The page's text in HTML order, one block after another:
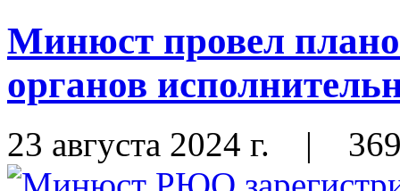
Минюст провел
органов
23 августа 2024 г. |